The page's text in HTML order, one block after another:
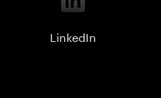
LinkedIn